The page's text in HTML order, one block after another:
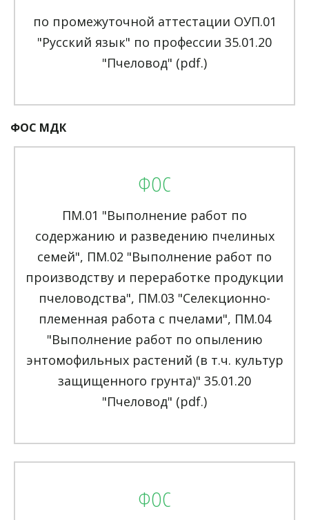
по промежуточной аттестации ОУП.01
"Русский язык" по профессии 35.01.20
"Пчеловод" (pdf.)
ФОС МДК
ФОС
ПМ.01 "Выполнение работ по
содержанию и разведению пчелиных
семей", ПМ.02 "Выполнение работ по
производству и переработке продукции
пчеловодства", ПМ.03 "Селекционно-
племенная работа с пчелами", ПМ.04
"Выполнение работ по опылению
энтомофильных растений (в т.ч. культур
защищенного грунта)" 35.01.20
"Пчеловод" (pdf.)
ФОС